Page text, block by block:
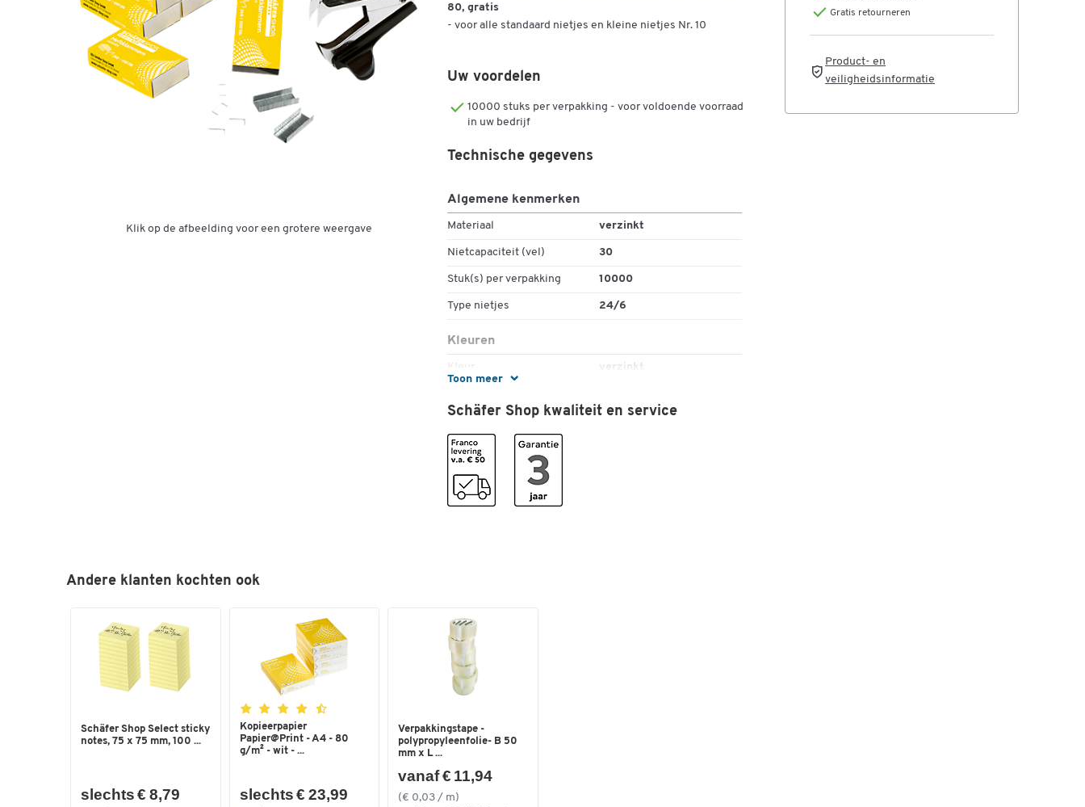
Klik op de afbeelding voor een grotere weergave
80, gratis
- voor alle standaard nietjes en kleine nietjes Nr. 10
Uw voordelen
10000 stuks per verpakking - voor voldoende voorraad
in uw bedrijf
Toon meer
Technische gegevens
Algemene kenmerken
Materiaal verzinkt
Nietcapaciteit (vel) 30
Stuk(s) per verpakking 10000
Type nietjes 24/6
Kleuren
Kleur verzinkt
Schäfer Shop kwaliteit en service
Gratis retourneren
Product- en
veiligheidsinformatie
Andere klanten kochten ook
Schäfer Shop Select sticky
notes, 75 x 75 mm, 100 ...
slechts € 8,79
Kopieerpapier
Papier@Print - A4 - 80
g/m² - wit - ...
slechts € 23,99
Verpakkingstape -
polypropyleenfolie- B 50
mm x L ...
vanaf € 11,94
(€ 0,03 / m)